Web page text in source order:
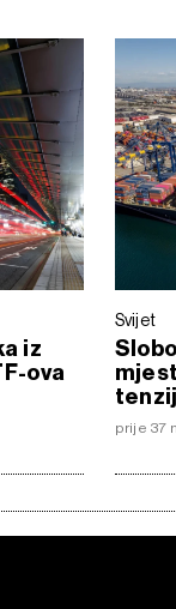
iz
ova
Svijet
prije 37